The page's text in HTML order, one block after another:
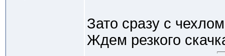
Зато сразу с
Ждем резкого